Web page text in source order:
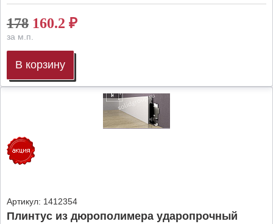
178 160.2 ₽
за м.п.
В корзину
Артикул: 1412354
Плинтус из дюрополимера ударопрочный